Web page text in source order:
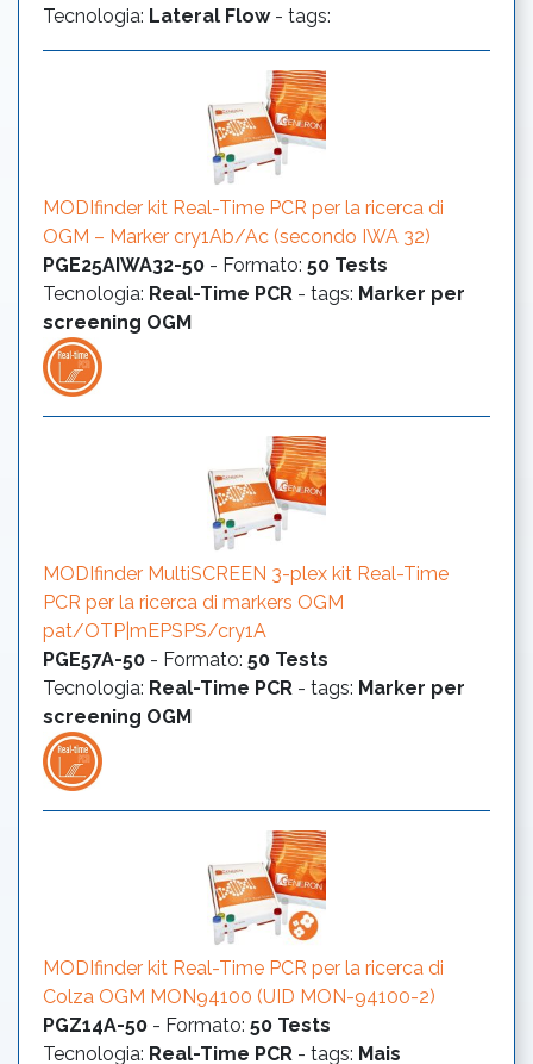
Tecnologia: Lateral Flow - tags:
MODIfinder kit Real-Time PCR per la ricerca di
OGM – Marker cry1Ab/Ac (secondo IWA 32)
PGE25AIWA32-50 - Formato: 50 Tests
Tecnologia: Real-Time PCR - tags: Marker per
screening OGM
MODIfinder MultiSCREEN 3-plex kit Real-Time
PCR per la ricerca di markers OGM
pat/OTP|mEPSPS/cry1A
PGE57A-50 - Formato: 50 Tests
Tecnologia: Real-Time PCR - tags: Marker per
screening OGM
MODIfinder kit Real-Time PCR per la ricerca di
Colza OGM MON94100 (UID MON-94100-2)
PGZ14A-50 - Formato: 50 Tests
Tecnologia: Real-Time PCR - tags: Mais